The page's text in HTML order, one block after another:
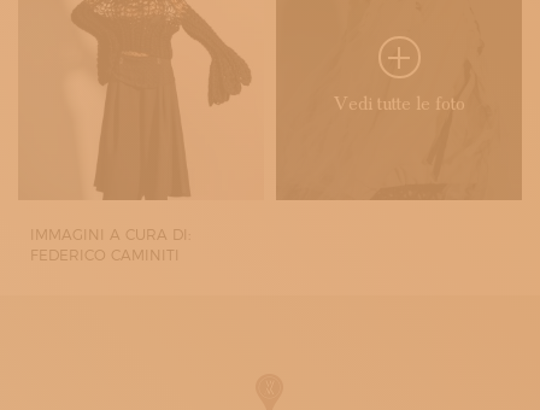
Vedi tutte le foto
IMMAGINI A CURA DI:
FEDERICO CAMINITI